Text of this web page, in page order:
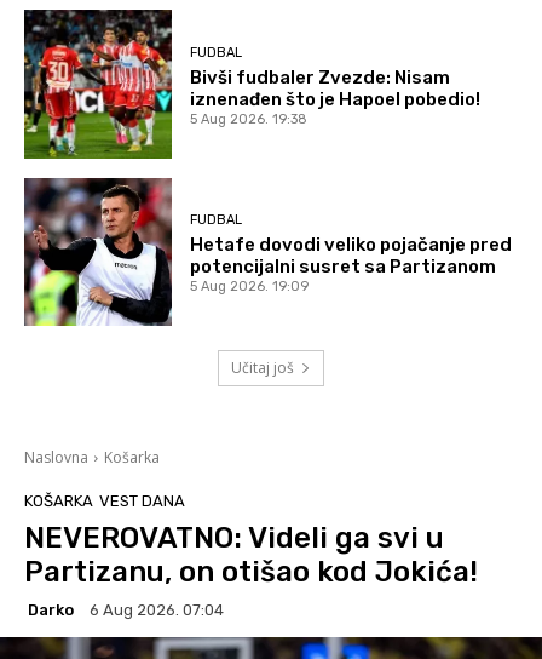
FUDBAL
Bivši fudbaler Zvezde: Nisam
iznenađen što je Hapoel pobedio!
5 Aug 2026. 19:38
FUDBAL
Hetafe dovodi veliko pojačanje pred
potencijalni susret sa Partizanom
5 Aug 2026. 19:09
Učitaj još